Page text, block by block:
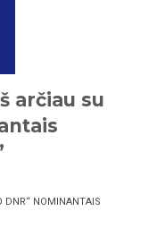
arčiau su
DNR“ NOMINANTAIS